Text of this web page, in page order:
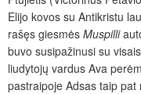
Elijo kovos su Antikristu
rašęs giesmės Muspilli
buvo susipažinusi su
liudytojų vardus Ava
pastraipoje Adsas taip